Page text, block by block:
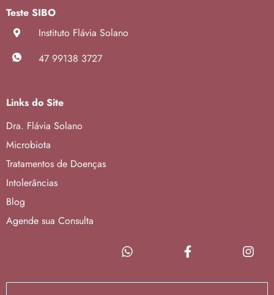
Teste SIBO
Instituto Flávia Solano
47 99138 3727
Links do Site
Dra. Flávia Solano
Microbiota
Tratamentos de Doenças
Intolerâncias
Blog
Agende sua Consulta